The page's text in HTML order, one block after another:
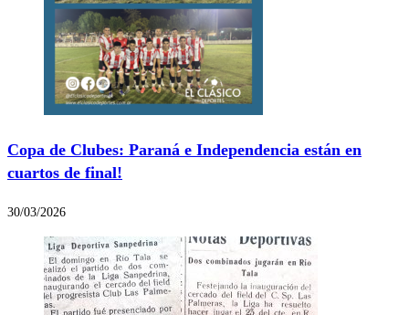
Copa de Clubes: Paraná e Independencia están en
cuartos de final!
30/03/2026